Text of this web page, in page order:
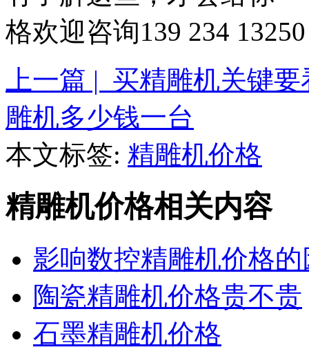
格欢迎咨询139 234
上一篇 | 买精雕机关键
雕机多少钱一台
本文标签: 精雕机价格
精雕机价格相关内容
影响数控精雕机价格
陶瓷精雕机价格贵不贵
石墨精雕机价格